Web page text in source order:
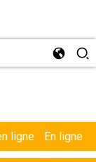
En ligne